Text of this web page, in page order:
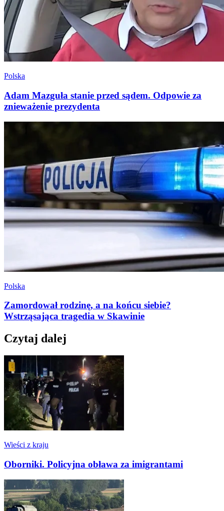
Polska
Adam Mazguła stanie przed sądem. Odpowie za
znieważenie prezydenta
Polska
Zamordował rodzinę, a na końcu siebie?
Wstrząsająca tragedia w Skawinie
Czytaj dalej
Wieści z kraju
Oborniki. Policyjna obława za imigrantami